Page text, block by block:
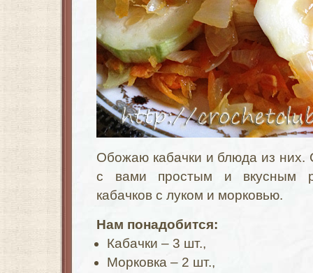
Обожаю кабачки и блюда из них.
с вами простым и вкусным
кабачков с луком и морковью.
Нам понадобится:
Кабачки – 3 шт.,
Морковка – 2 шт.,